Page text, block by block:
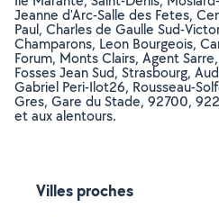
Jeanne d'Arc-Salle des Fetes,
Paul, Charles de Gaulle Sud-
Champarons, Leon Bourgeois,
Forum, Monts Clairs, Agent
Fosses Jean Sud, Strasbourg,
Gabriel Peri-Ilot26, Rousseau-
Gres, Gare du Stade, 92700,
et aux alentours.
Villes proches